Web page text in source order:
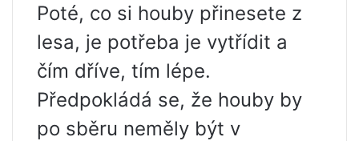
Poté, co si houby přinesete z
lesa, je potřeba je vytřídit a
čím dříve, tím lépe.
Předpokládá se, že houby by
po sběru neměly být v